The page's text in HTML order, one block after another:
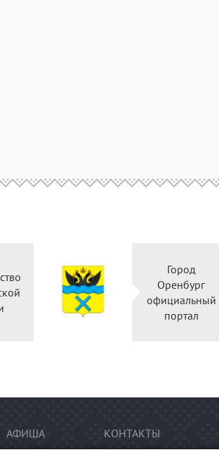
Город
Оренбург
официальный
портал
АФИША КОНТАКТЫ